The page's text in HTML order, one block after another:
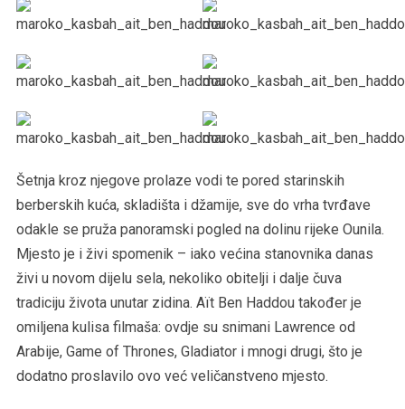
Šetnja kroz njegove prolaze vodi te pored starinskih
berberskih kuća, skladišta i džamije, sve do vrha tvrđave
odakle se pruža panoramski pogled na dolinu rijeke Ounila.
Mjesto je i živi spomenik – iako većina stanovnika danas
živi u novom dijelu sela, nekoliko obitelji i dalje čuva
tradiciju života unutar zidina. Aït Ben Haddou također je
omiljena kulisa filmaša: ovdje su snimani Lawrence od
Arabije, Game of Thrones, Gladiator i mnogi drugi, što je
dodatno proslavilo ovo već veličanstveno mjesto.